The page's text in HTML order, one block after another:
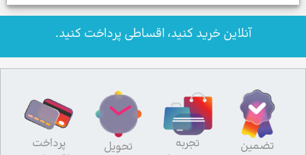
آنلاین خرید کنید، اقساطی پرداخت کنید.
تضمین
تجربه
تحویل
پرداخت